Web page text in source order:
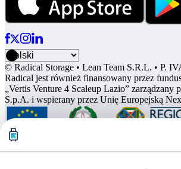
© Radical Storage • Lean Team S.R.L. • P.
Radical jest również finansowany przez
„Vertis Venture 4 Scaleup Lazio” zarządzany
S.p.A. i wspierany przez Unię Europejską